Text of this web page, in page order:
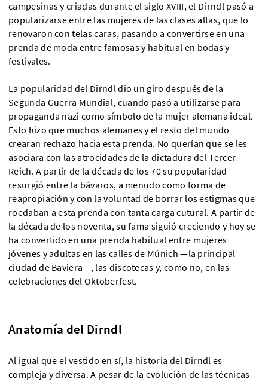
campesinas y criadas durante el siglo XVIII, el Dirndl pasó a
popularizarse entre las mujeres de las clases altas, que lo
renovaron con telas caras, pasando a convertirse en una
prenda de moda entre famosas y habitual en bodas y
festivales.
La popularidad del Dirndl dio un giro después de la
Segunda Guerra Mundial, cuando pasó a utilizarse para
propaganda nazi como símbolo de la mujer alemana ideal.
Esto hizo que muchos alemanes y el resto del mundo
crearan rechazo hacia esta prenda. No querían que se les
asociara con las atrocidades de la dictadura del Tercer
Reich. A partir de la década de los 70 su popularidad
resurgió entre la bávaros, a menudo como forma de
reapropiación y con la voluntad de borrar los estigmas que
roedaban a esta prenda con tanta carga cutural. A partir de
la década de los noventa, su fama siguió creciendo y hoy se
ha convertido en una prenda habitual entre mujeres
jóvenes y adultas en las calles de Múnich —la principal
ciudad de Baviera—, las discotecas y, como no, en las
celebraciones del Oktoberfest.
Anatomía del Dirndl
Al igual que el vestido en sí, la historia del Dirndl es
compleja y diversa. A pesar de la evolución de las técnicas